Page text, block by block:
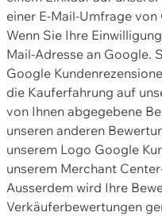
einer E-Mail-Umfrage
Wenn Sie Ihre
Mail-Adresse an Google.
Google
die Kauferfahrung auf
von Ihnen abgegebene
unseren anderen
unserem Logo Google
unserem Merchant
Ausserdem wird Ihre
Verkäuferbewertungen